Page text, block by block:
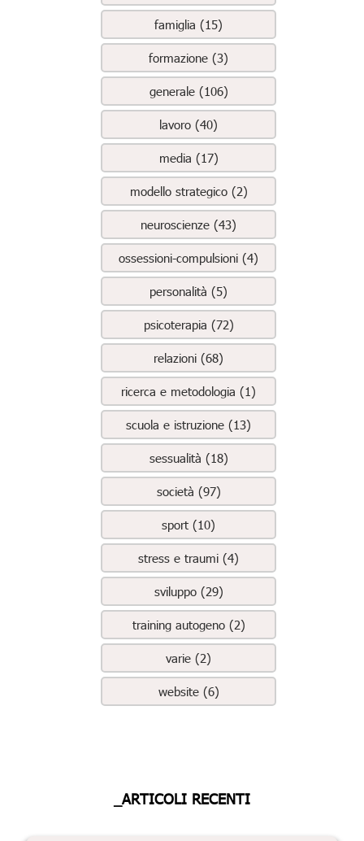
famiglia (15)
formazione (3)
generale (106)
lavoro (40)
media (17)
modello strategico (2)
neuroscienze (43)
ossessioni-compulsioni (4)
personalità (5)
psicoterapia (72)
relazioni (68)
ricerca e metodologia (1)
scuola e istruzione (13)
sessualità (18)
società (97)
sport (10)
stress e traumi (4)
sviluppo (29)
training autogeno (2)
varie (2)
website (6)
_ARTICOLI RECENTI